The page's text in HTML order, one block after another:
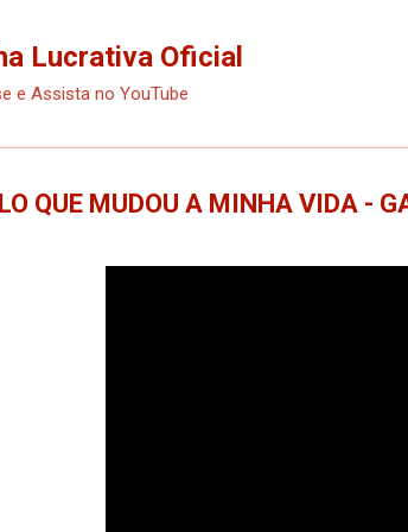
Lucrativa Oficial
e Assista no YouTube
QUE MUDOU A MINHA VIDA -